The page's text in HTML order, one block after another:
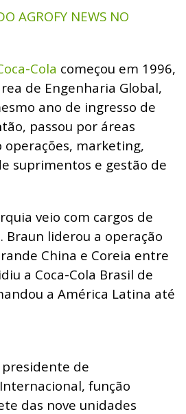
AGROFY NEWS NO
Cola começou em 1996,
de Engenharia Global,
ano de ingresso de
passou por áreas
operações, marketing,
suprimentos e gestão de
veio com cargos de
Braun liderou a operação
China e Coreia entre
a Coca-Cola Brasil de
a América Latina até
de
função
das nove unidades